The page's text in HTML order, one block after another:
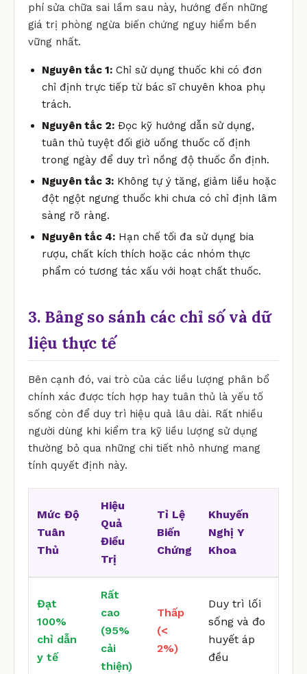
phí sửa chữa sai lầm sau này, hướng đến những
giá trị phòng ngừa biến chứng nguy hiểm bền
vững nhất.
Nguyên tắc 1: Chỉ sử dụng thuốc khi có đơn
chỉ định trực tiếp từ bác sĩ chuyên khoa phụ
trách.
Nguyên tắc 2: Đọc kỹ hướng dẫn sử dụng,
tuân thủ tuyệt đối giờ uống thuốc cố định
trong ngày để duy trì nồng độ thuốc ổn định.
Nguyên tắc 3: Không tự ý tăng, giảm liều hoặc
đột ngột ngưng thuốc khi chưa có chỉ định lâm
sàng rõ ràng.
Nguyên tắc 4: Hạn chế tối đa sử dụng bia
rượu, chất kích thích hoặc các nhóm thực
phẩm có tương tác xấu với hoạt chất thuốc.
3. Bảng so sánh các chỉ số và dữ
liệu thực tế
Bên cạnh đó, vai trò của các liều lượng phân bổ
chính xác được tích hợp hay tuân thủ là yếu tố
sống còn để duy trì hiệu quả lâu dài. Rất nhiều
người dùng khi kiểm tra kỹ liều lượng sử dụng
thường bỏ qua những chi tiết nhỏ nhưng mang
tính quyết định này.
Mức Độ
Tuân
Thủ
Hiệu
Quả
Điều
Trị
Tỉ Lệ
Biến
Chứng
Khuyến
Nghị Y
Khoa
Đạt
100%
chỉ dẫn
y tế
Rất
cao
(95%
cải
thiện)
Thấp
(<
2%)
Duy trì lối
sống và đo
huyết áp
đều